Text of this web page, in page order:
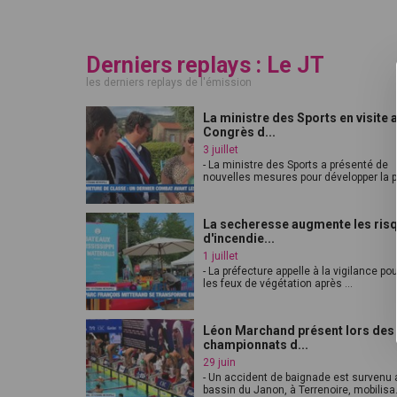
Derniers replays : Le JT
les derniers replays de l'émission
La ministre des Sports en visite au
Congrès d...
3 juillet
- La ministre des Sports a présenté de
nouvelles mesures pour développer la
La secheresse augmente les
d'incendie...
1 juillet
- La préfecture appelle à la vigilance
les feux de végétation après ...
Léon Marchand présent lors des
championnats d...
29 juin
- Un accident de baignade est survenu
bassin du Janon, à Terrenoire,